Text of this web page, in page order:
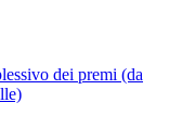
dei premi (da